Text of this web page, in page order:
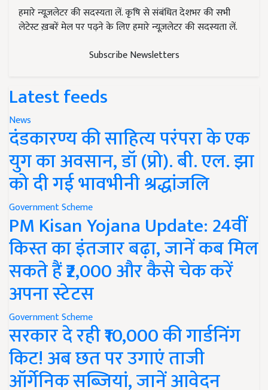
हमारे न्यूज़लेटर की सदस्यता लें. कृषि से संबंधित देशभर की सभी
लेटेस्ट ख़बरें मेल पर पढ़ने के लिए हमारे न्यूज़लेटर की सदस्यता लें.
Subscribe Newsletters
Latest feeds
News
दंडकारण्य की साहित्य परंपरा के एक
युग का अवसान, डॉ (प्रो). बी. एल. झा
को दी गई भावभीनी श्रद्धांजलि
Government Scheme
PM Kisan Yojana Update: 24वीं
किस्त का इंतजार बढ़ा, जानें कब मिल
सकते हैं ₹2,000 और कैसे चेक करें
अपना स्टेटस
Government Scheme
सरकार दे रही ₹10,000 की गार्डनिंग
किट! अब छत पर उगाएं ताजी
ऑर्गेनिक सब्जियां, जानें आवेदन